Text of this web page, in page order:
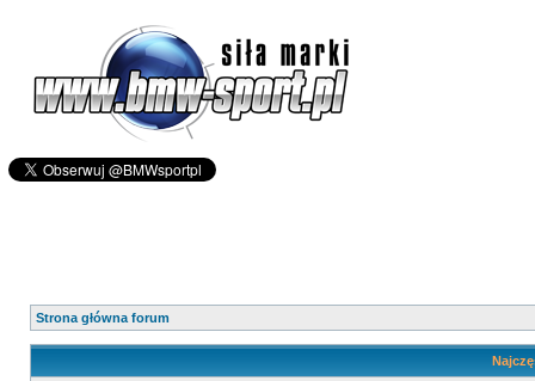
Strona główna forum